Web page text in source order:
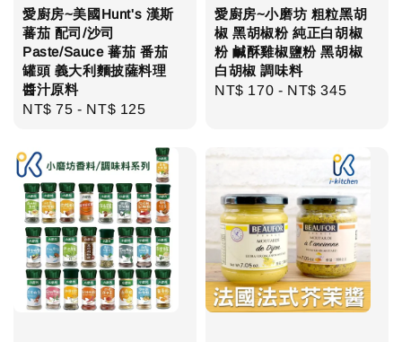
愛廚房~美國Hunt's 漢斯
蕃茄 配司/沙司
Paste/Sauce 蕃茄 番茄
罐頭 義大利麵披薩料理
醬汁原料
Regular
NT$ 75 - NT$ 125
愛廚房~小磨坊 粗粒黑胡
椒 黑胡椒粉 純正白胡椒
粉 鹹酥雞椒鹽粉 黑胡椒
白胡椒 調味料
Regular
NT$ 170 - NT$ 345